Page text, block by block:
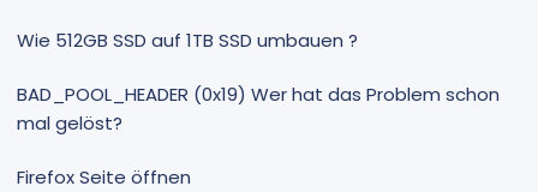
Wie 512GB SSD auf 1TB SSD umbauen ?
BAD_POOL_HEADER (0x19) Wer hat das Problem schon
mal gelöst?
Firefox Seite öffnen